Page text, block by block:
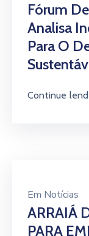
Fórum
Analisa
Para O
Continue
Em Notícias
ARRAIÁ
PARA